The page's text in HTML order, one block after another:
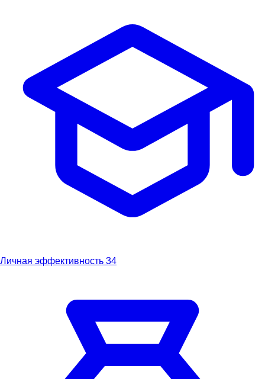
Личная эффективность 34